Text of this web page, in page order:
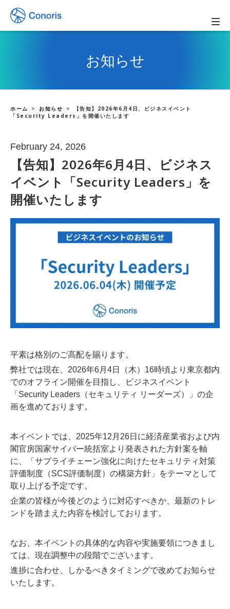
お知らせ
ホーム お知らせ
【告知】2026年6月4日、ビジネスイベント
「Security Leaders」を開催いたします
February 24, 2026
【告知】2026年6月4日、ビジネス
イベント「Security Leaders」を
開催いたします
平素は格別のご高配を賜ります。
弊社では現在、2026年6月4日（木）16時頃より東京都内
でのオフライン開催を目指し、ビジネスイベント
「Security Leaders（セキュリティ リーダーズ）」の企
画を進めております。
本イベントでは、2025年12月26日に経済産業省および内
閣官房国家サイバー統括室より発表された方針案を軸
に、「サプライチェーン強化に向けたセキュリティ対策
評価制度（SCS評価制度）の構築方針」をテーマとして
取り上げる予定です。
企業の皆様が今後どのように対応すべきか、最新のトレ
ンドを踏まえた内容を検討しております。
なお、本イベントの具体的な内容や実施要領につきまし
ては、現在調整中の段階でございます。
進捗に合わせ、しかるべきタイミングで改めてお知らせ
いたします。